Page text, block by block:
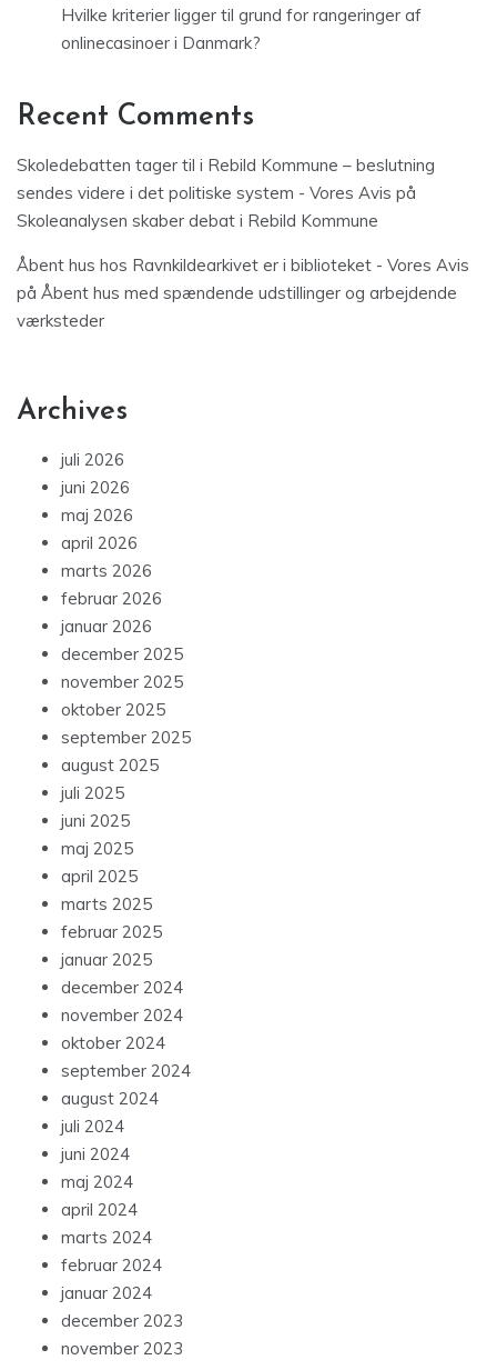
Hvilke kriterier ligger til grund for rangeringer af
onlinecasinoer i Danmark?
Recent Comments
Skoledebatten tager til i Rebild Kommune – beslutning
sendes videre i det politiske system - Vores Avis på
Skoleanalysen skaber debat i Rebild Kommune
Åbent hus hos Ravnkildearkivet er i biblioteket - Vores Avis
på Åbent hus med spændende udstillinger og arbejdende
værksteder
Archives
juli 2026
juni 2026
maj 2026
april 2026
marts 2026
februar 2026
januar 2026
december 2025
november 2025
oktober 2025
september 2025
august 2025
juli 2025
juni 2025
maj 2025
april 2025
marts 2025
februar 2025
januar 2025
december 2024
november 2024
oktober 2024
september 2024
august 2024
juli 2024
juni 2024
maj 2024
april 2024
marts 2024
februar 2024
januar 2024
december 2023
november 2023